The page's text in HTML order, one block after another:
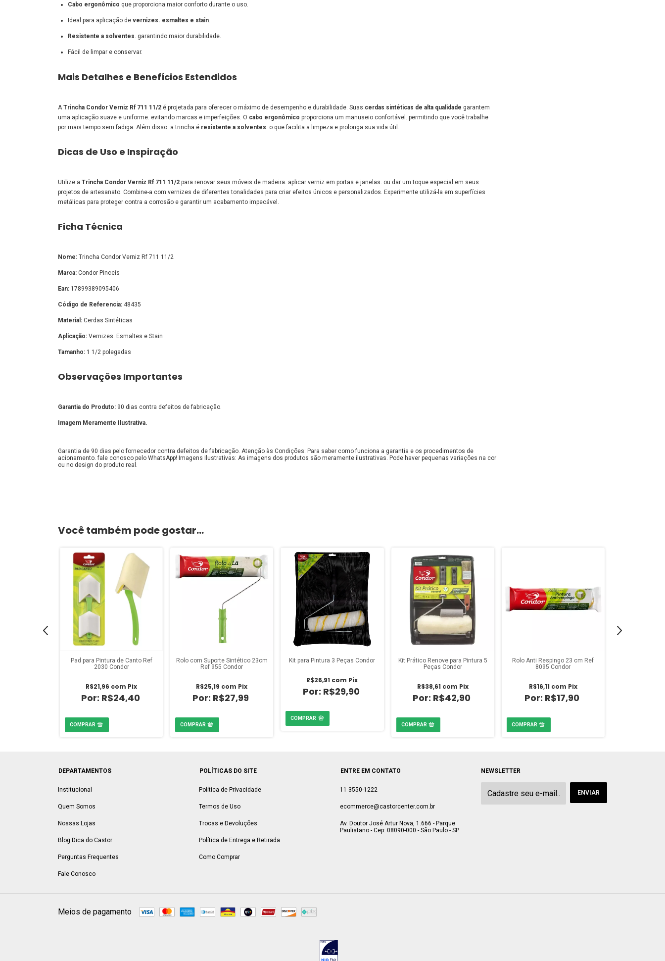
Cabo ergonômico que proporciona maior conforto durante o uso.
Ideal para aplicação de vernizes. esmaltes e stain.
Resistente a solventes. garantindo maior durabilidade.
Fácil de limpar e conservar.
Mais Detalhes e Benefícios Estendidos
ATrincha Condor Verniz Rf 711 11/2 é projetada para oferecer o máximo de desempenho e durabilidade. Suas cerdas sintéticas de alta qualidade garantem
uma aplicação suave e uniforme. evitando marcas e imperfeições. O cabo ergonômico proporciona um manuseio confortável. permitindo que você trabalhe
por mais tempo sem fadiga. Além disso. a trincha é resistente a solventes. o que facilita a limpeza e prolonga sua vida útil.
Dicas de Uso e Inspiração
Utilize a Trincha Condor Verniz Rf 711 11/2 para renovar seus móveis de madeira. aplicar verniz em portas e janelas. ou dar um toque especial em seus
projetos de artesanato. Combine-a com vernizes de diferentes tonalidades para criar efeitos únicos e personalizados. Experimente utilizá-la em superfícies
metálicas para proteger contra a corrosão e garantir um acabamento impecável.
Ficha Técnica
Nome: Trincha Condor Verniz Rf 711 11/2
Marca: Condor Pinceis
Ean: 17899389095406
Código de Referencia: 48435
Material: Cerdas Sintéticas
Aplicação: Vernizes. Esmaltes e Stain
Tamanho: 1 1/2 polegadas
Observações Importantes
Garantia do Produto: 90 dias contra defeitos de fabricação.
Imagem Meramente Ilustrativa.
Garantia de 90 dias pelo fornecedor contra defeitos de fabricação. Atenção às Condições: Para saber como funciona a garantia e os procedimentos de
acionamento. fale conosco pelo WhatsApp! Imagens Ilustrativas: As imagens dos produtos são meramente ilustrativas. Pode haver pequenas variações na cor
ou no design do produto real.
Você também pode gostar...
Pad para Pintura de Canto Ref
2030 Condor
R$24,40
R$21,96 com Pix
Rolo com Suporte Sintético 23cm
Ref 955 Condor
R$27,99
R$25,19 com Pix
Kit para Pintura 3 Peças Condor
R$29,90
R$26,91 com Pix
Kit Prático Renove para Pintura 5
Peças Condor
R$42,90
R$38,61 com Pix
Rolo Anti Respingo 23 cm Ref
8095 Condor
R$17,90
R$16,11 com Pix
DEPARTAMENTOS
Institucional
Quem Somos
Nossas Lojas
Blog Dica do Castor
Perguntas Frequentes
Fale Conosco
POLÍTICAS DO SITE
Política de Privacidade
Termos de Uso
Trocas e Devoluções
Política de Entrega e Retirada
Como Comprar
ENTRE EM CONTATO
11 3550-1222
ecommerce@castorcenter.com.br
Av. Doutor José Artur Nova, 1.666 - Parque
Paulistano - Cep: 08090-000 - São Paulo - SP
NEWSLETTER
Meios de pagamento